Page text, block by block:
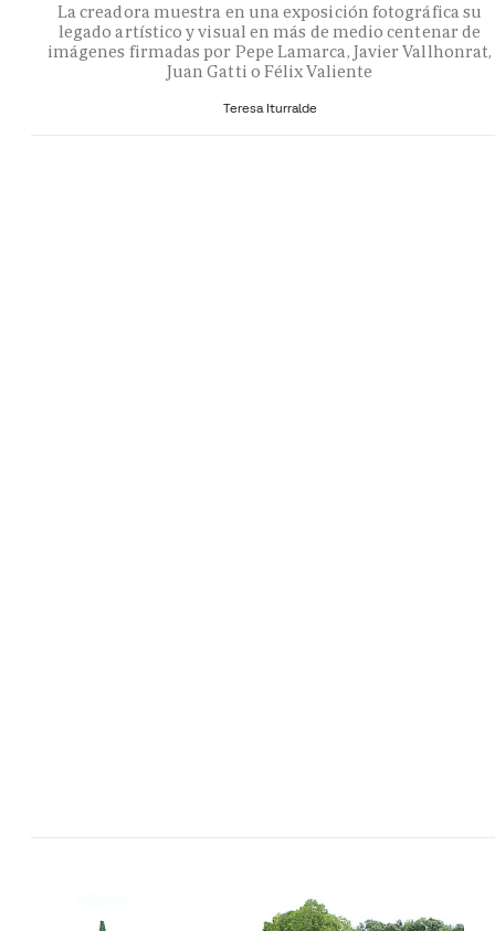
La creadora muestra en una exposición fotográfica su
legado artístico y visual en más de medio centenar de
imágenes firmadas por Pepe Lamarca, Javier Vallhonrat,
Juan Gatti o Félix Valiente
Teresa Iturralde